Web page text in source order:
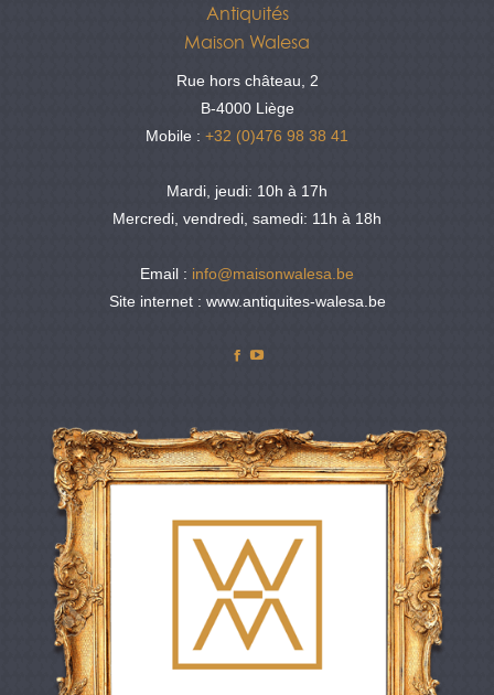
Antiquités
Maison Walesa
Rue hors château, 2
B-4000 Liège
Mobile : +32 (0)476 98 38 41
Mardi, jeudi: 10h à 17h
Mercredi, vendredi, samedi: 11h à 18h
Email : info@maisonwalesa.be
Site internet : www.antiquites-walesa.be
Facebook